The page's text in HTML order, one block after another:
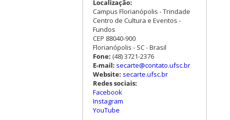
Localização:
Campus Florianópolis - Trindade
Centro de Cultura e Eventos -
Fundos
CEP 88040-900
Florianópolis - SC - Brasil
Fone: (48) 3721-2376
E-mail: secarte@contato.ufsc.br
Website: secarte.ufsc.br
Redes sociais:
Facebook
Instagram
YouTube